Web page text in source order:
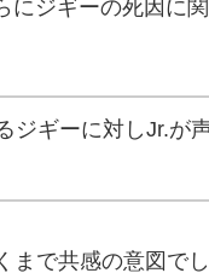
ジギーの死因に
ギーに対しJr.が
で共感の意図でし